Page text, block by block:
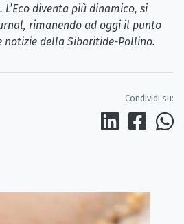
diventa più dinamico, si
rimanendo ad oggi il punto
notizie della Sibaritide-Pollino.
Condividi su: